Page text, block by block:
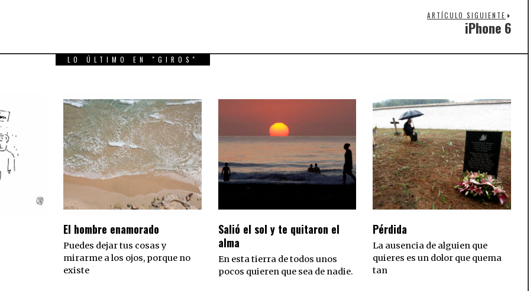
ARTÍCULO SIGUIENTE
iPhone 6
LO ÚLTIMO EN "GIROS"
El hombre enamorado
Puedes dejar tus cosas y
mirarme a los ojos, porque no
existe
Salió el sol y te quitaron el
alma
En esta tierra de todos unos
pocos quieren que sea de nadie.
Pérdida
La ausencia de alguien que
quieres es un dolor que quema
tan